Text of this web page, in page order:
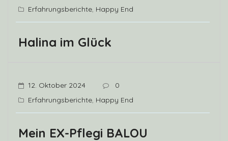
Erfahrungsberichte, Happy End
Halina im Glück
12. Oktober 2024
0
Erfahrungsberichte, Happy End
Mein EX-Pflegi BALOU